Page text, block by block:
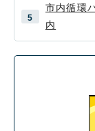
市内循環
内